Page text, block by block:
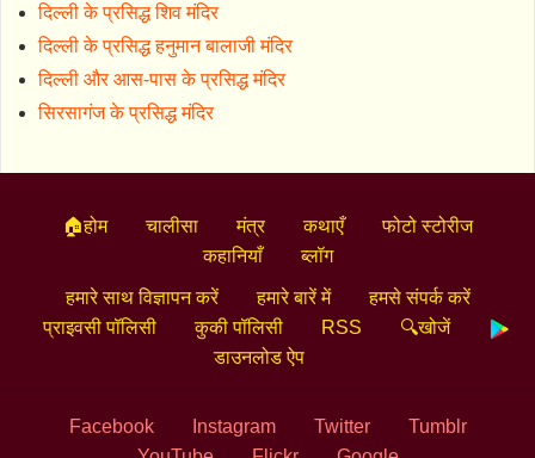
दिल्ली के प्रसिद्ध शिव मंदिर
दिल्ली के प्रसिद्ध हनुमान बालाजी मंदिर
दिल्ली और आस-पास के प्रसिद्ध मंदिर
सिरसागंज के प्रसिद्ध मंदिर
🏠होम चालीसा मंत्र कथाएँ
फोटो स्टोरीज
कहानियाँ
ब्लॉग
हमारे साथ विज्ञापन करें हमारे बारें में
हमसे संपर्क करें
प्राइवसी पॉलिसी
कुकी पॉलिसी RSS
🔍खोजें
डाउनलोड ऐप
Facebook Instagram Twitter
Tumblr